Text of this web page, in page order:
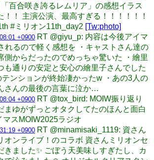
百合咲き誇るレムリア」の感想イラス
！！ 主演公演、最高すぎる！！！！！！
#ミリオン11th_day2 [Tw:photo]
+0900 RT @giyu_p: 内容は今後アイマ
れるので軽く感想を ・キャストさん達の
側からだったのでめっちゃ驚いた ・繪里
も通りの安定と安心の繪里子さんでした
テンションが終始凄かったw ・あの3人の
さんの最後の言葉に泣か…
+0900 RT @tox_bird: MOIW振り返り
まゆがずっとオタクしてたのほんと面白
マスMOIW2025ラジオ
+0900 RT @minamisaki_1119: 資さん
オンライブ！のコラボ 資さんミリオンセ
きました✨ ごぼう天美味しすぎたし、カ